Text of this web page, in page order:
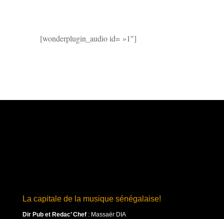
[wonderplugin_audio id= »1″]
La capitale de la musique sénégalaise!
Dir Pub et Redac’ Chef: Massaër DIA